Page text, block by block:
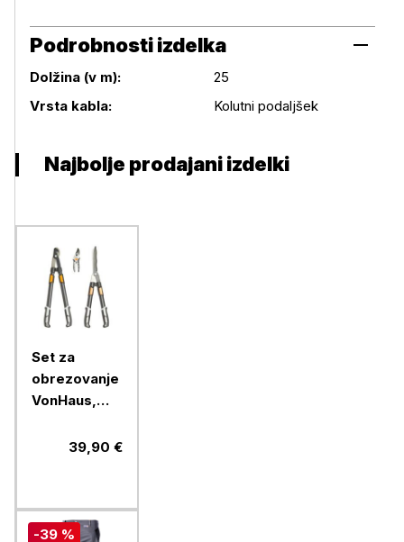
Podrobnosti izdelka
Podrobnosti izdelka
Dolžina (v m):
25
Vrsta kabla:
Kolutni podaljšek
Najbolje prodajani izdelki
Set za
obrezovanje
VonHaus,
39,90 €
-39 %